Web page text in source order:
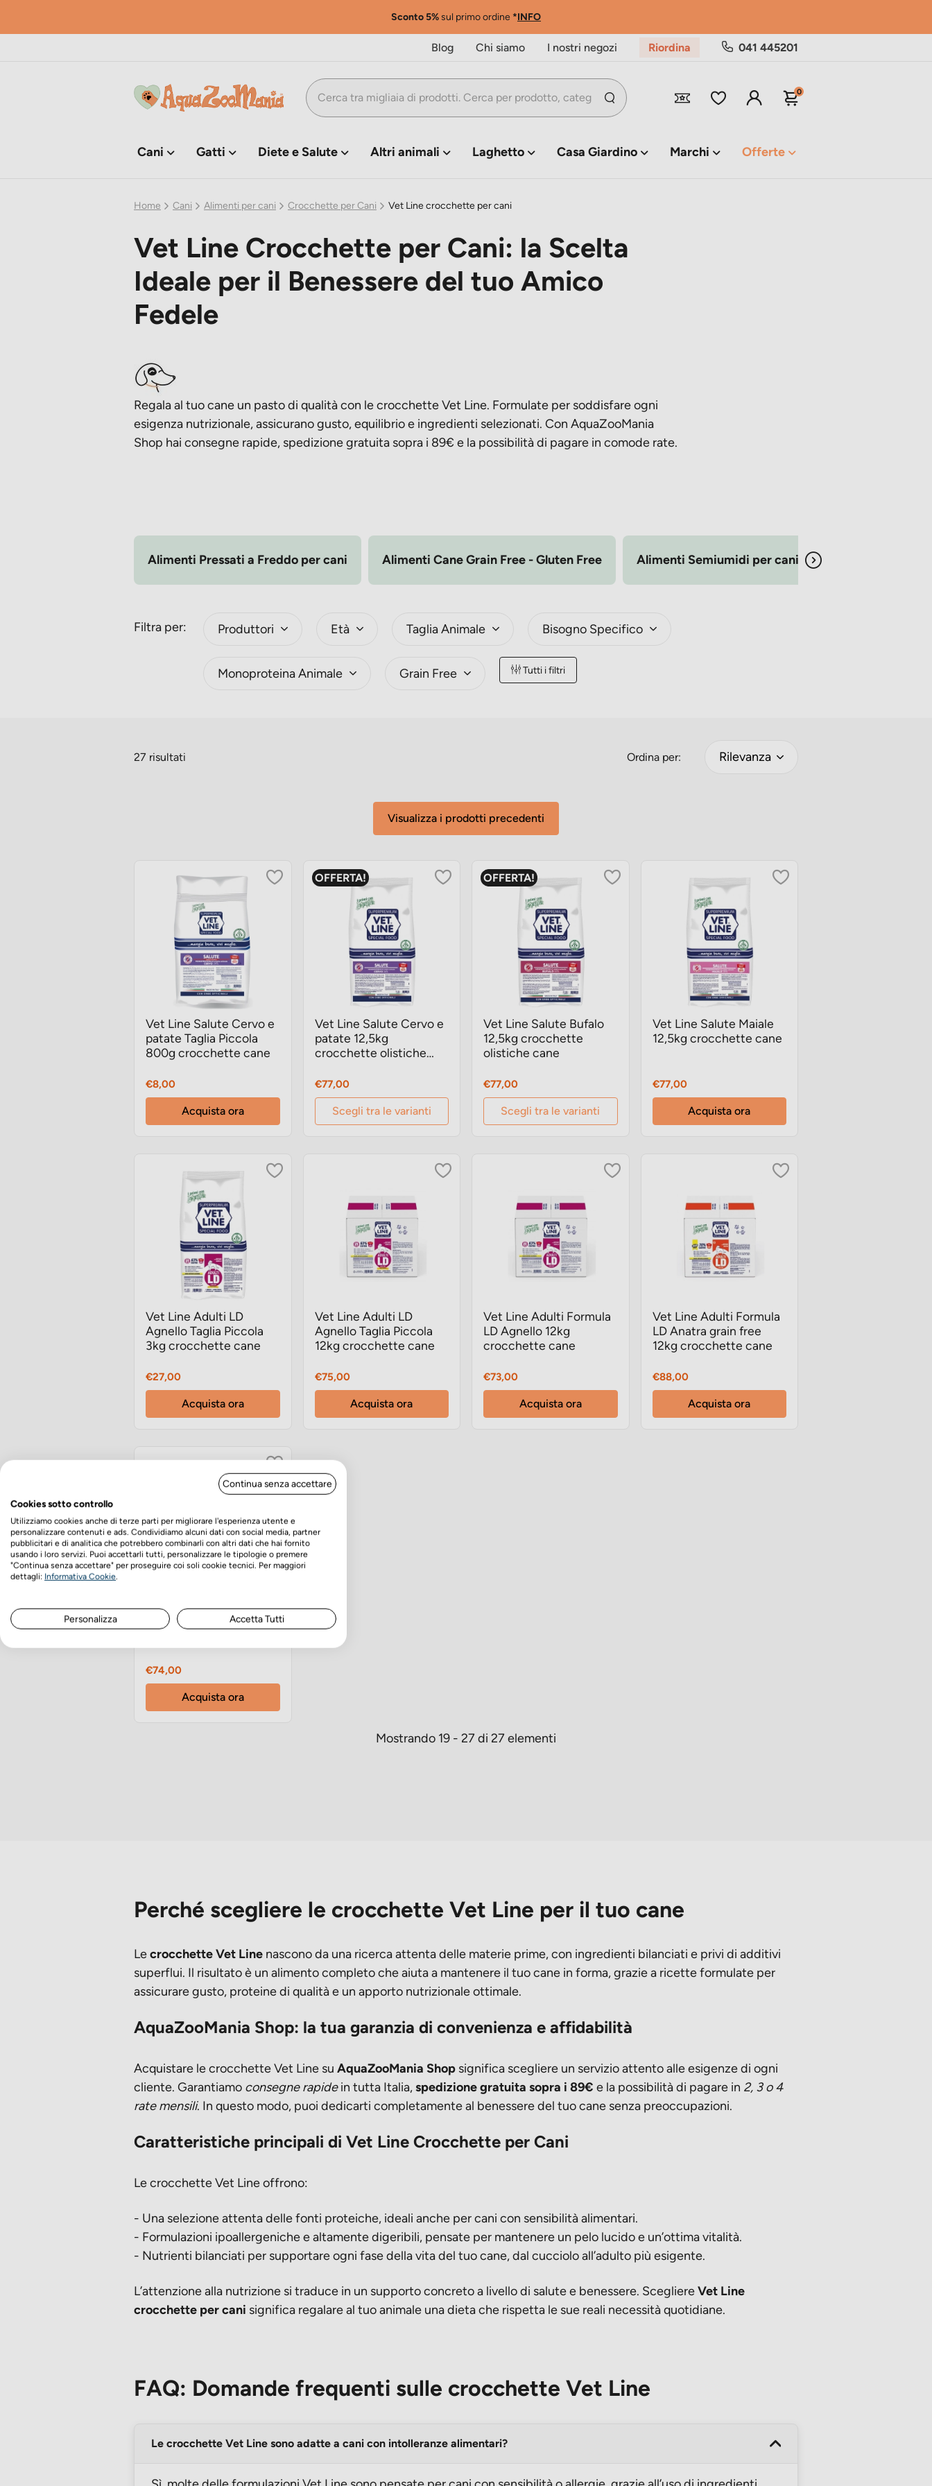
Sconto 5%sul primo ordine *INFO
Blog Chi siamo I nostri negozi Riordina 041 445201
0
Cani Gatti Diete e Salute Altri animali Laghetto Casa Giardino Marchi Offerte
Home Cani Alimenti per cani Crocchette per Cani Vet Line crocchette per cani
Vet Line Crocchette per Cani: la Scelta
Ideale per il Benessere del tuo Amico
Fedele
Regala al tuo cane un pasto di qualità con le crocchette Vet Line. Formulate per soddisfare ogni
esigenza nutrizionale, assicurano gusto, equilibrio e ingredienti selezionati. Con AquaZooMania
Shop hai consegne rapide, spedizione gratuita sopra i 89€ e la possibilità di pagare in comode rate.
Alimenti Pressati a Freddo per cani Alimenti Cane Grain Free - Gluten Free Alimenti Semiumidi per cani
Filtra per: Produttori Età Taglia Animale Bisogno Specifico
Monoproteina Animale Grain Free Tutti i filtri
27 risultati Ordina per: Rilevanza
Visualizza i prodotti precedenti
Vet Line Salute Cervo e
patate Taglia Piccola
800g crocchette cane
Prezzo
€8,00
Acquista ora
OFFERTA!
Vet Line Salute Cervo e
patate 12,5kg
crocchette olistiche
Prezzo
€77,00
Scegli tra le varianti
OFFERTA!
Vet Line Salute Bufalo
12,5kg crocchette
olistiche cane
Prezzo
€77,00
Scegli tra le varianti
Vet Line Salute Maiale
12,5kg crocchette cane
Prezzo
€77,00
Acquista ora
Vet Line Adulti LD
Agnello Taglia Piccola
3kg crocchette cane
Prezzo
€27,00
Acquista ora
Vet Line Adulti LD
Agnello Taglia Piccola
12kg crocchette cane
Prezzo
€75,00
Acquista ora
Vet Line Adulti Formula
LD Agnello 12kg
crocchette cane
Prezzo
€73,00
Acquista ora
Vet Line Adulti Formula
LD Anatra grain free
12kg crocchette cane
Prezzo
€88,00
Acquista ora
Vet Line Adulti Formula
LD Bufalo 12kg
Prezzo
€74,00
Acquista ora
Mostrando 19 - 27 di 27 elementi
Perché scegliere le crocchette Vet Line per il tuo cane
Lecrocchette Vet Line nascono da una ricerca attenta delle materie prime, con ingredienti bilanciati e privi di additivi
superflui. Il risultato è un alimento completo che aiuta a mantenere il tuo cane in forma, grazie a ricette formulate per
assicurare gusto, proteine di qualità e un apporto nutrizionale ottimale.
AquaZooMania Shop: la tua garanzia di convenienza e affidabilità
Acquistare le crocchette Vet Line su AquaZooMania Shop significa scegliere un servizio attento alle esigenze di ogni
cliente. Garantiamo consegne rapidein tutta Italia,spedizione gratuita sopra i 89€ e la possibilità di pagare in 2, 3 o 4
rate mensili. In questo modo, puoi dedicarti completamente al benessere del tuo cane senza preoccupazioni.
Caratteristiche principali di Vet Line Crocchette per Cani
Le crocchette Vet Line offrono:
- Una selezione attenta delle fonti proteiche, ideali anche per cani con sensibilità alimentari.
- Formulazioni ipoallergeniche e altamente digeribili, pensate per mantenere un pelo lucido e un’ottima vitalità.
- Nutrienti bilanciati per supportare ogni fase della vita del tuo cane, dal cucciolo all’adulto più esigente.
L’attenzione alla nutrizione si traduce in un supporto concreto a livello di salute e benessere. ScegliereVet Line
crocchette per cani significa regalare al tuo animale una dieta che rispetta le sue reali necessità quotidiane.
FAQ: Domande frequenti sulle crocchette Vet Line
Le crocchette Vet Line sono adatte a cani con intolleranze alimentari?
Continua senza accettare
Cookies sotto controllo
Utilizziamo cookies anche di terze parti per migliorare l'esperienza utente e
personalizzare contenuti e ads. Condividiamo alcuni dati con social media, partner
pubblicitari e di analitica che potrebbero combinarli con altri dati che hai fornito
usando i loro servizi. Puoi accettarli tutti, personalizzare le tipologie o premere
"Continua senza accettare" per proseguire coi soli cookie tecnici. Per maggiori
dettagli: Informativa Cookie.
Personalizza Accetta Tutti